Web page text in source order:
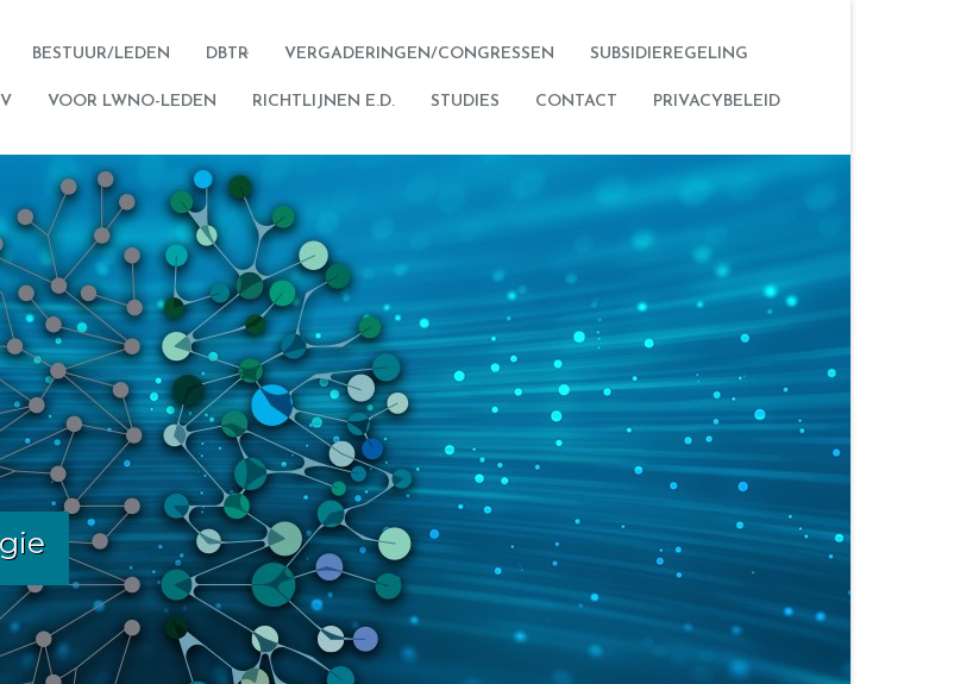
BESTUUR/LEDEN DBTR VERGADERINGEN/CONGRESSEN SUBSIDIEREGELING
VOOR LWNO-LEDEN RICHTLIJNEN E.D. STUDIES CONTACT PRIVACYBELEID